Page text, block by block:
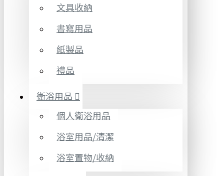
文具收納
書寫用品
紙製品
禮品
衛浴用品
個人衛浴用品
浴室用品/清潔
浴室置物/收納